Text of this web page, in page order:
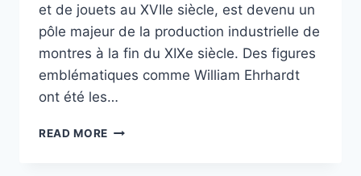
et de jouets au XVIIe siècle, est devenu un
pôle majeur de la production industrielle de
montres à la fin du XIXe siècle. Des figures
emblématiques comme William Ehrhardt
ont été les…
READ MORE AVEC